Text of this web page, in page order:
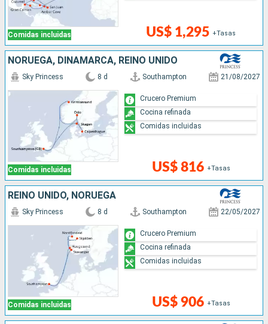
Comidas incluidas US$ 1,295 +Tasas
NORUEGA, DINAMARCA, REINO UNIDO
Comidas incluidas
Sky Princess 8 d Southampton 21/08/2027
US$ 816 +Tasas
Crucero Premium
Cocina refinada
Comidas incluidas
REINO UNIDO, NORUEGA
Comidas incluidas
Sky Princess 8 d Southampton 22/05/2027
US$ 906 +Tasas
Crucero Premium
Cocina refinada
Comidas incluidas